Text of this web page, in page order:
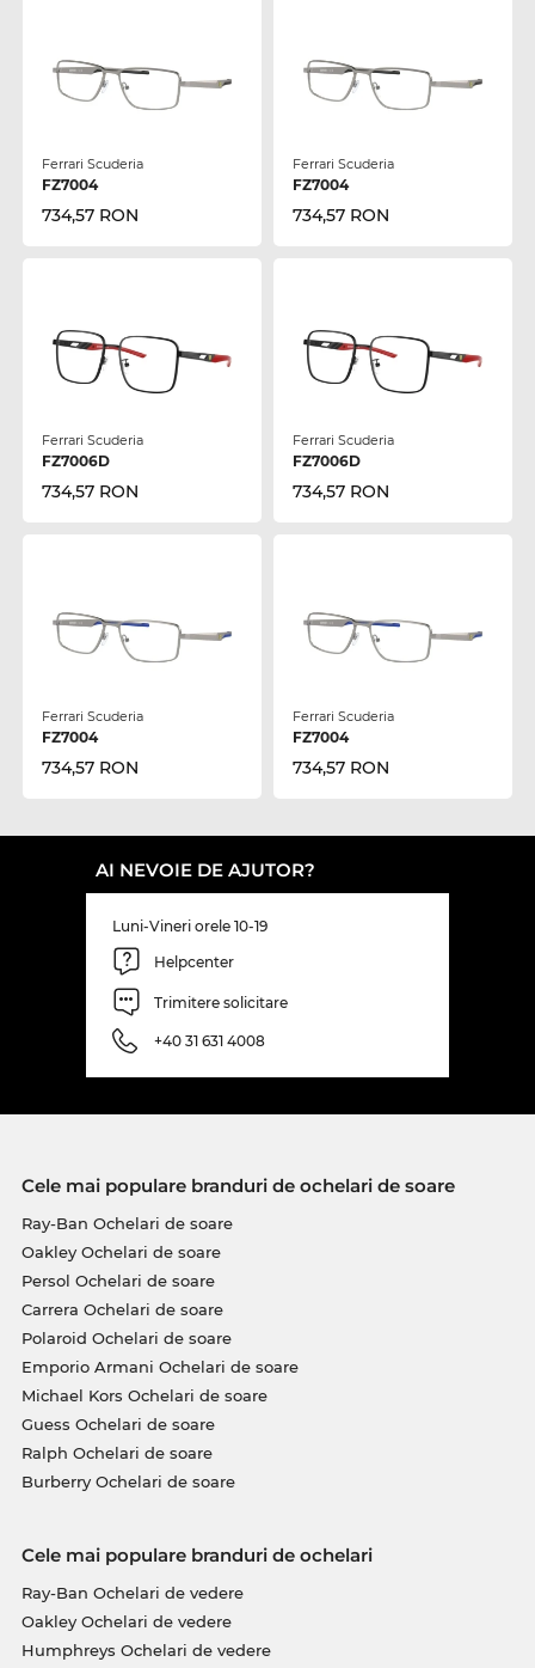
Ferrari Scuderia
FZ7004
734,57 RON
Ferrari Scuderia
FZ7004
734,57 RON
Ferrari Scuderia
FZ7006D
734,57 RON
Ferrari Scuderia
FZ7006D
734,57 RON
Ferrari Scuderia
FZ7004
734,57 RON
Ferrari Scuderia
FZ7004
734,57 RON
AI NEVOIE DE AJUTOR?
Luni-Vineri orele 10-19
Helpcenter
Trimitere solicitare
+40 31 631 4008
Cele mai populare branduri de ochelari de soare
Ray-Ban Ochelari de soare
Oakley Ochelari de soare
Persol Ochelari de soare
Carrera Ochelari de soare
Polaroid Ochelari de soare
Emporio Armani Ochelari de soare
Michael Kors Ochelari de soare
Guess Ochelari de soare
Ralph Ochelari de soare
Burberry Ochelari de soare
Cele mai populare branduri de ochelari
Ray-Ban Ochelari de vedere
Oakley Ochelari de vedere
Humphreys Ochelari de vedere